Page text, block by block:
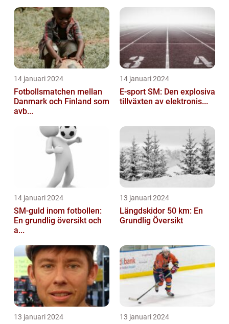
14 januari 2024
Fotbollsmatchen mellan
Danmark och Finland som
avb...
14 januari 2024
E-sport SM: Den explosiva
tillväxten av elektronis...
14 januari 2024
SM-guld inom fotbollen:
En grundlig översikt och
a...
13 januari 2024
Längdskidor 50 km: En
Grundlig Översikt
13 januari 2024 13 januari 2024